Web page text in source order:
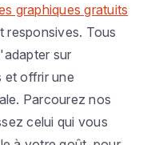
graphiques gratuits
responsives. Tous
sur
et offrir une
Parcourez nos
celui qui vous